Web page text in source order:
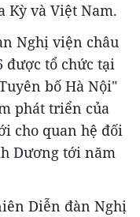
Kỳ và Việt Nam.
Nghị viện châu
được tổ chức tại
bố Hà Nội"
phát triển của
cho quan hệ đối
Dương tới năm
Diễn đàn Nghị